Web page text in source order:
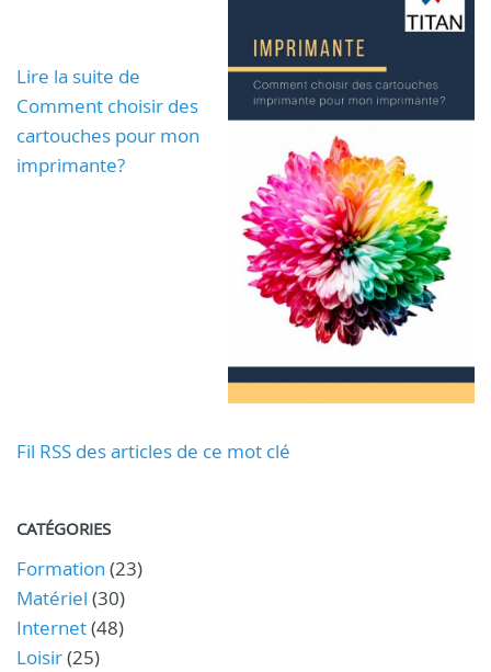
Lire la suite de
Comment choisir des
cartouches pour mon
imprimante?
Fil RSS des articles de ce mot clé
CATÉGORIES
Formation (23)
Matériel (30)
Internet(48)
Loisir(25)